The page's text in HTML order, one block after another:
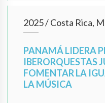
2025/Costa Rica,
PANAMÁ LIDERA
IBERORQUESTAS
FOMENTAR LA
LA MÚSICA